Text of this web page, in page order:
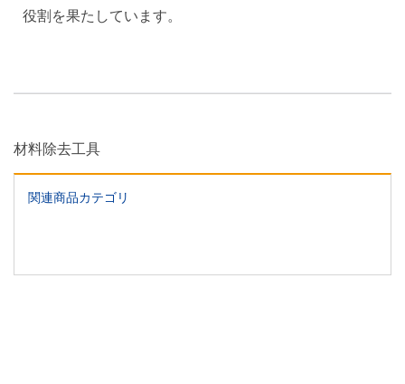
役割を果たしています。
材料除去工具
関連商品カテゴリ